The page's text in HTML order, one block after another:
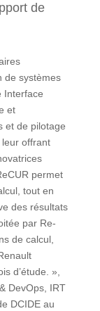
de
de systèmes
Interface
et
et de pilotage
leur offrant
permet
tout en
des résultats
par Re-
de calcul,
d’étude. »,
DevOps, IRT
DCIDE au